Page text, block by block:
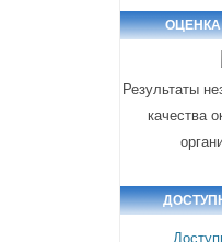
Результаты
качества